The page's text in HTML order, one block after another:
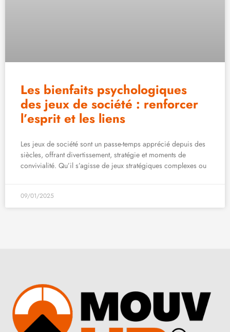
Les bienfaits psychologiques
des jeux de société : renforcer
l’esprit et les liens
Les jeux de société sont un passe-temps apprécié depuis des
siècles, offrant divertissement, stratégie et moments de
convivialité. Qu’il s’agisse de jeux stratégiques complexes ou
09/01/2025